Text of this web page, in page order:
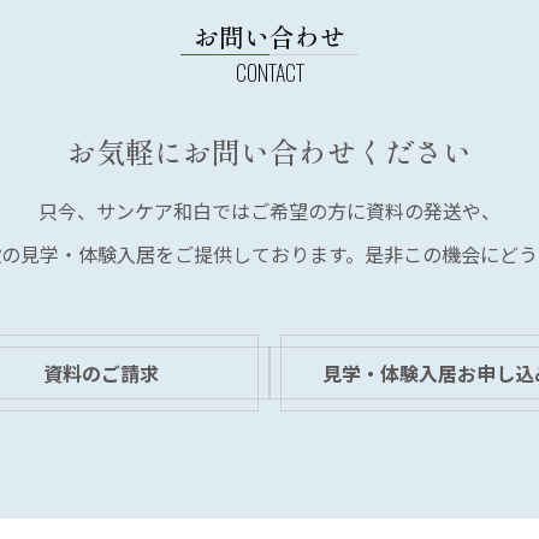
お問い合わせ
お気軽にお問い合わせください
只今、サンケア和白ではご希望の方に資料の発送や、
見学・体験入居を ご提供しております。 是非この機会にど
資料のご請求 見学・体験入居お申し